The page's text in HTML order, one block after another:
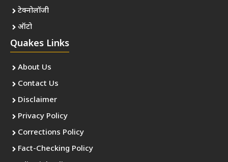
टेक्नोलॉजी
ऑटो
Quakes Links
About Us
Contact Us
Disclaimer
Privacy Policy
Corrections Policy
Fact-Checking Policy